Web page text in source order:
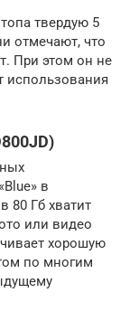
твердую 5
отмечают, что
При этом он не
использования
в
80 Гб хватит
или видео
хорошую
по многим